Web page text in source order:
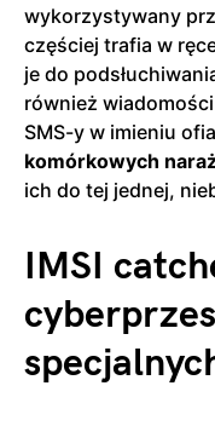
wykorzystywany
częściej trafia w
je do
również
SMS-y w imieniu
komórkowych
ich do tej jednej,
IMSI